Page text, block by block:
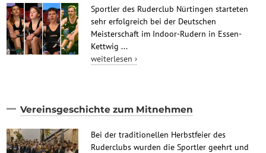
Sportler des Ruderclub Nürtingen starteten
sehr erfolgreich bei der Deutschen
Meisterschaft im Indoor-Rudern in Essen-
Kettwig ...
weiterlesen ›
Vereinsgeschichte zum Mitnehmen
Bei der traditionellen Herbstfeier des
Ruderclubs wurden die Sportler geehrt und